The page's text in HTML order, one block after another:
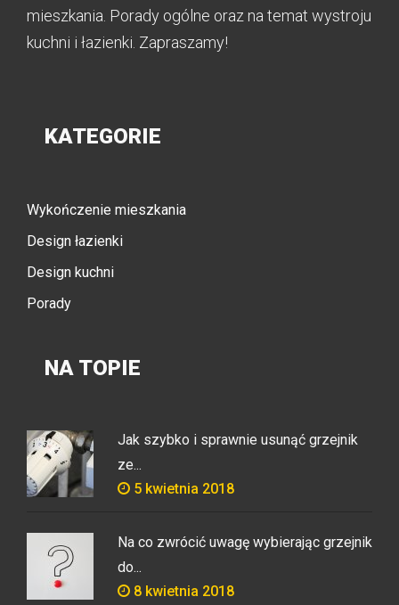
mieszkania. Porady ogólne oraz na temat wystroju
kuchni i łazienki. Zapraszamy!
KATEGORIE
Wykończenie mieszkania
Design łazienki
Design kuchni
Porady
NA TOPIE
Jak szybko i sprawnie usunąć grzejnik
ze...
5 kwietnia 2018
Na co zwrócić uwagę wybierając grzejnik
do...
8 kwietnia 2018